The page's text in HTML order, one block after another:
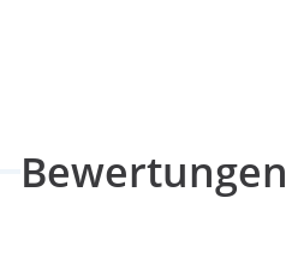
Bewertungen